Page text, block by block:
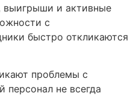
выигрыши и активные
с
быстро откликаются
проблемы с
не всегда